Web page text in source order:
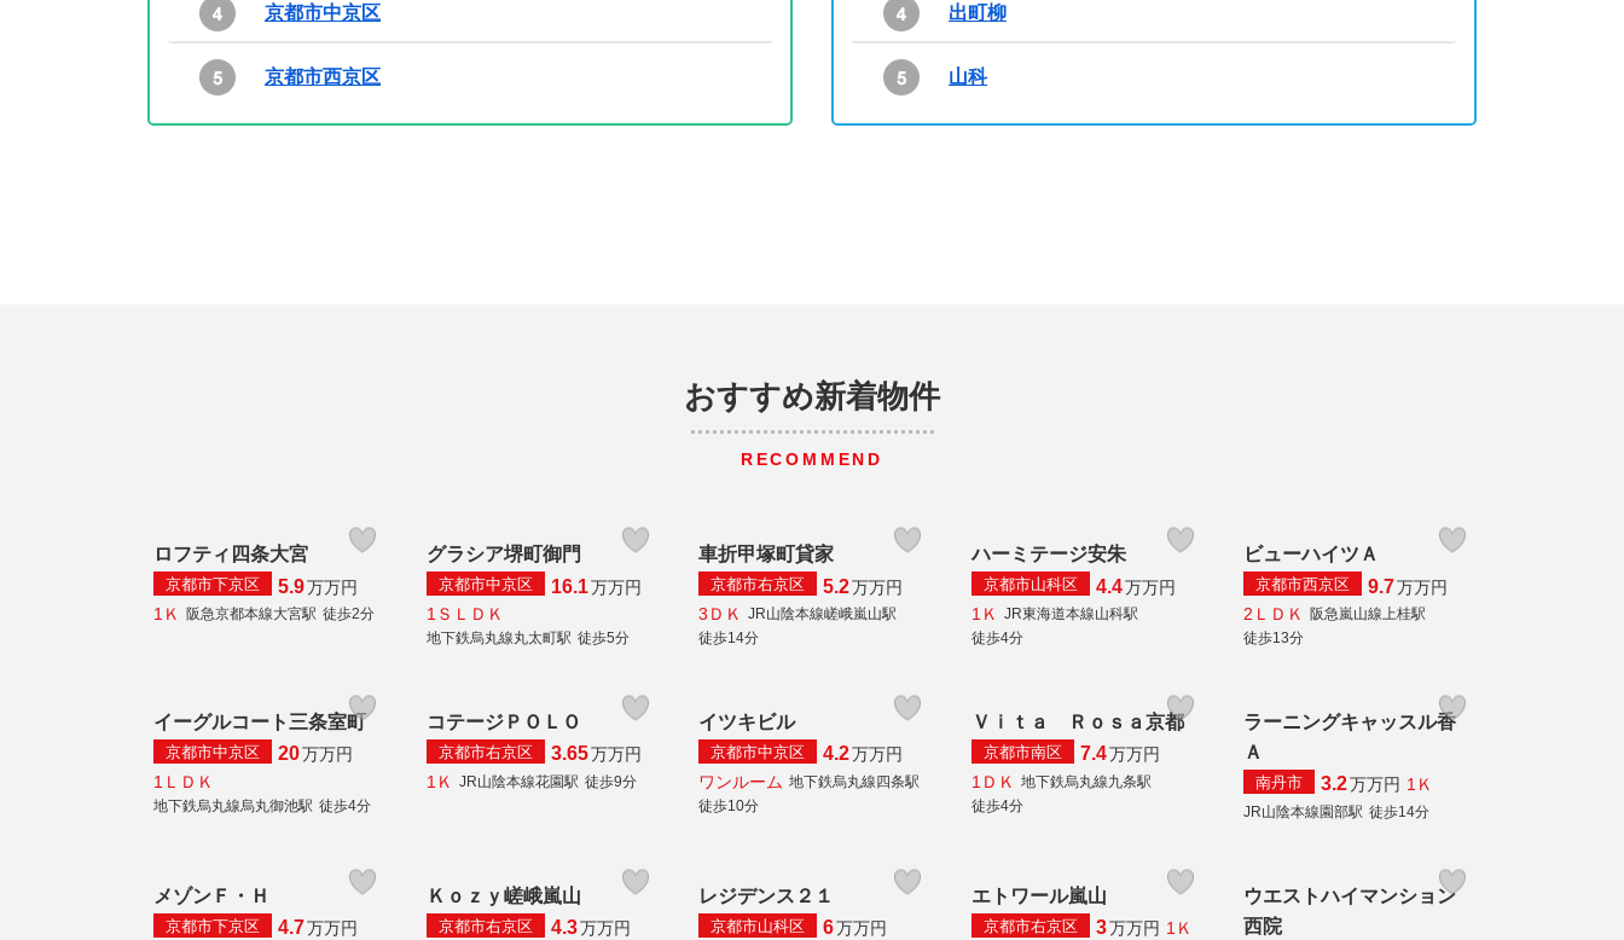
京都市中京区
京都市西京区
出町柳
山科
おすすめ新着物件
RECOMMEND
ロフティ四条大宮
京都市下京区 5.9万万円
1Ｋ
阪急京都本線大宮駅 徒歩2分
グラシア堺町御門
京都市中京区 16.1万万円
1ＳＬＤＫ
地下鉄烏丸線丸太町駅 徒歩5分
車折甲塚町貸家
京都市右京区 5.2万万円
3ＤＫ
JR山陰本線嵯峨嵐山駅
徒歩14分
ハーミテージ安朱
京都市山科区 4.4万万円
1Ｋ
JR東海道本線山科駅
徒歩4分
ビューハイツＡ
京都市西京区 9.7万万円
2ＬＤＫ
阪急嵐山線上桂駅
徒歩13分
イーグルコート三条室町
京都市中京区 20万万円
1ＬＤＫ
地下鉄烏丸線烏丸御池駅 徒歩4分
コテージＰＯＬＯ
京都市右京区 3.65万万円
1Ｋ
JR山陰本線花園駅 徒歩9分
イツキビル
京都市中京区 4.2万万円
ワンルーム 地下鉄烏丸線四条駅
徒歩10分
Ｖｉｔａ Ｒｏｓａ京都
京都市南区 7.4万万円
1ＤＫ
地下鉄烏丸線九条駅
徒歩4分
ラーニングキャッスル香
Ａ
南丹市 3.2万万円 1Ｋ
JR山陰本線園部駅 徒歩14分
メゾンＦ・Ｈ
京都市下京区 4.7万万円
Ｋｏｚｙ嵯峨嵐山
京都市右京区 4.3万万円
レジデンス２１
京都市山科区 6万万円
エトワール嵐山
京都市右京区 3万万円 1Ｋ
ウエストハイマンション
西院